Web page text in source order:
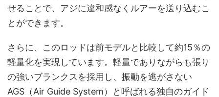
せることで、アジに違和感なくルアーを送り込むこ
とができます。
さらに、このロッドは前モデルと比較して約15％の
軽量化を実現しています。軽量でありながらも張り
の強いブランクスを採用し、振動を逃がさない
AGS（Air Guide System）と呼ばれる独自のガイド